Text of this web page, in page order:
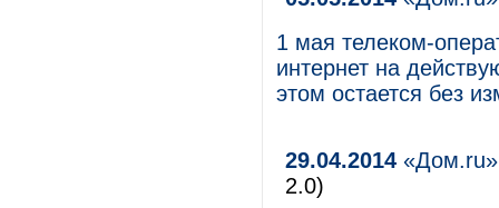
1 мая телеком-
интернет на
этом остается без
29.04.2014 «Дом.ru»
2.0)